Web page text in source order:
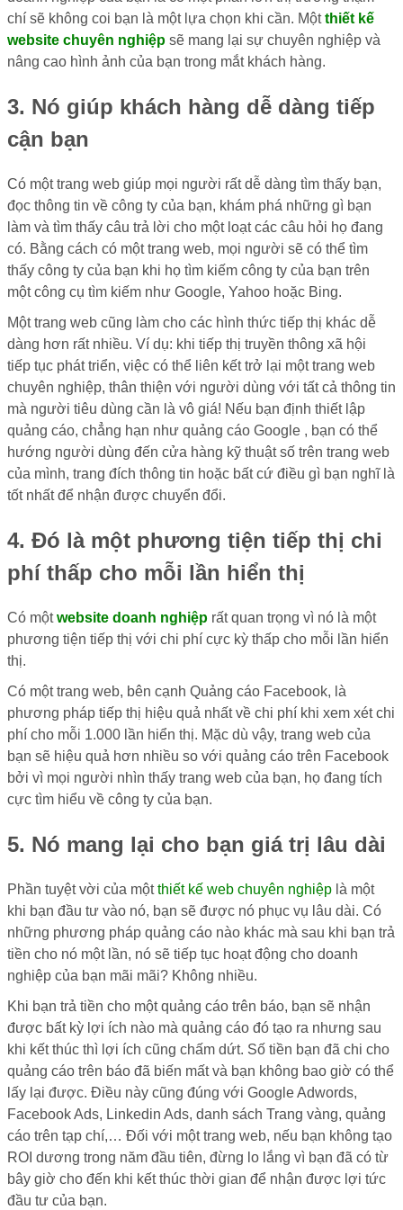
chí sẽ không coi bạn là một lựa chọn khi cần. Mộtthiết kế
website chuyên nghiệp sẽ mang lại sự chuyên nghiệp và
nâng cao hình ảnh của bạn trong mắt khách hàng.
3. Nó giúp khách hàng dễ dàng tiếp
cận bạn
Có một trang web giúp mọi người rất dễ dàng tìm thấy bạn,
đọc thông tin về công ty của bạn, khám phá những gì bạn
làm và tìm thấy câu trả lời cho một loạt các câu hỏi họ đang
có. Bằng cách có một trang web, mọi người sẽ có thể tìm
thấy công ty của bạn khi họ tìm kiếm công ty của bạn trên
một công cụ tìm kiếm như Google, Yahoo hoặc Bing.
Một trang web cũng làm cho các hình thức tiếp thị khác dễ
dàng hơn rất nhiều. Ví dụ: khi tiếp thị truyền thông xã hội
tiếp tục phát triển, việc có thể liên kết trở lại một trang web
chuyên nghiệp, thân thiện với người dùng với tất cả thông tin
mà người tiêu dùng cần là vô giá! Nếu bạn định thiết lập
quảng cáo, chẳng hạn như quảng cáo Google , bạn có thể
hướng người dùng đến cửa hàng kỹ thuật số trên trang web
của mình, trang đích thông tin hoặc bất cứ điều gì bạn nghĩ là
tốt nhất để nhận được chuyển đổi.
4. Đó là một phương tiện tiếp thị chi
phí thấp cho mỗi lần hiển thị
Có mộtwebsite doanh nghiệp rất quan trọng vì nó là một
phương tiện tiếp thị với chi phí cực kỳ thấp cho mỗi lần hiển
thị.
Có một trang web, bên cạnh Quảng cáo Facebook, là
phương pháp tiếp thị hiệu quả nhất về chi phí khi xem xét chi
phí cho mỗi 1.000 lần hiển thị. Mặc dù vậy, trang web của
bạn sẽ hiệu quả hơn nhiều so với quảng cáo trên Facebook
bởi vì mọi người nhìn thấy trang web của bạn, họ đang tích
cực tìm hiểu về công ty của bạn.
5. Nó mang lại cho bạn giá trị lâu dài
Phần tuyệt vời của mộtthiết kế web chuyên nghiệp là một
khi bạn đầu tư vào nó, bạn sẽ được nó phục vụ lâu dài. Có
những phương pháp quảng cáo nào khác mà sau khi bạn trả
tiền cho nó một lần, nó sẽ tiếp tục hoạt động cho doanh
nghiệp của bạn mãi mãi? Không nhiều.
Khi bạn trả tiền cho một quảng cáo trên báo, bạn sẽ nhận
được bất kỳ lợi ích nào mà quảng cáo đó tạo ra nhưng sau
khi kết thúc thì lợi ích cũng chấm dứt. Số tiền bạn đã chi cho
quảng cáo trên báo đã biến mất và bạn không bao giờ có thể
lấy lại được. Điều này cũng đúng với Google Adwords,
Facebook Ads, Linkedin Ads, danh sách Trang vàng, quảng
cáo trên tạp chí,… Đối với một trang web, nếu bạn không tạo
ROI dương trong năm đầu tiên, đừng lo lắng vì bạn đã có từ
bây giờ cho đến khi kết thúc thời gian để nhận được lợi tức
đầu tư của bạn.